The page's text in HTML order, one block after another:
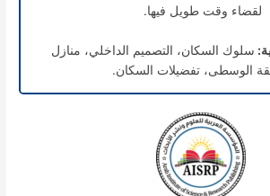
لقضاء وقت طويل فيها.
سلوك السكان، التصميم الداخلي، منازل
الوسطى، تفضيلات السكان.